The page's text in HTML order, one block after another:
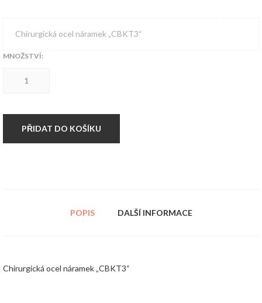
Chirurgická ocel náramek „CBKT3“
MNOŽSTVÍ:
množství
PŘIDAT DO KOŠÍKU
POPIS DALŠÍ INFORMACE
Chirurgická ocel náramek „CBKT3“